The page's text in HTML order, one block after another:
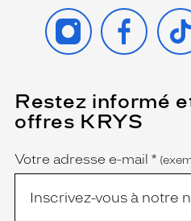
INSTAGRAMFACEBOOK
Restez informé
offres KRYS
Name
Votre adresse e-mail *
(Ce
champ
est